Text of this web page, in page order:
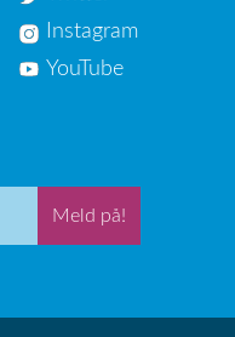
Instagram
YouTube
Meld på!